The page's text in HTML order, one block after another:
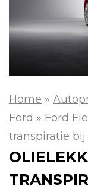
Home »
Ford » Ford
transpiratie bij